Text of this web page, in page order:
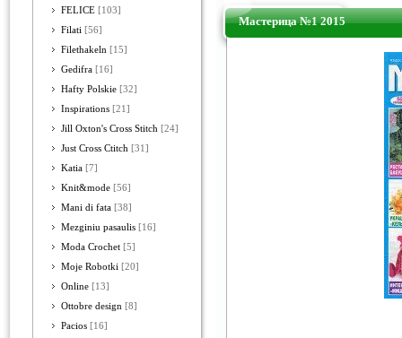
FELICE [103]
Filati [56]
Filethakeln [15]
Gedifra [16]
Hafty Polskie [32]
Inspirations [21]
Jill Oxton's Cross Stitch [24]
Just Cross Ctitch [31]
Katia [7]
Knit&mode [56]
Mani di fata [38]
Mezginiu pasaulis [16]
Moda Crochet [5]
Moje Robotki [20]
Online [13]
Ottobre design [8]
Pacios [16]
Мастерица №1 2015